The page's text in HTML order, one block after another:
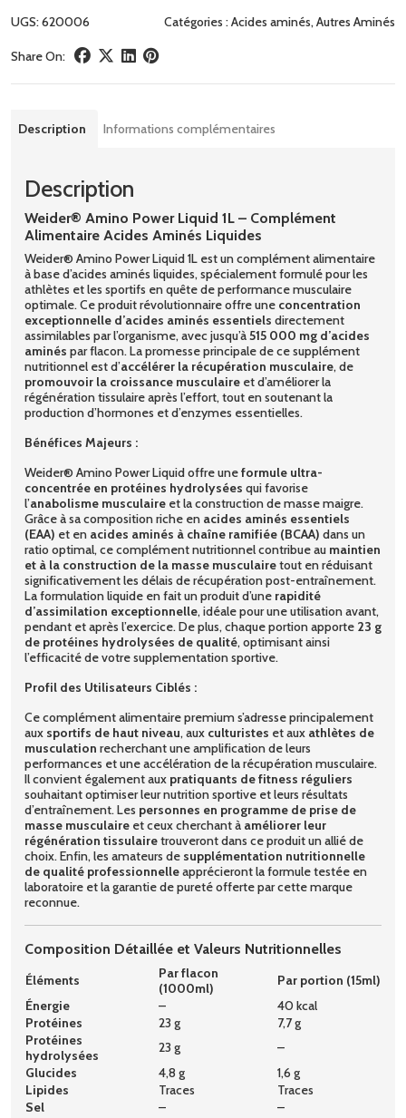
UGS:620006 Catégories :Acides aminés, Autres Aminés
Share On:
Description Informations complémentaires
Description
Weider® Amino Power Liquid 1L – Complément
Alimentaire Acides Aminés Liquides
Weider® Amino Power Liquid 1L est un complément alimentaire
à base d’acides aminés liquides, spécialement formulé pour les
athlètes et les sportifs en quête de performance musculaire
optimale. Ce produit révolutionnaire offre une concentration
exceptionnelle d’acides aminés essentiels directement
assimilables par l’organisme, avec jusqu’à515 000 mg d’acides
aminés par flacon. La promesse principale de ce supplément
nutritionnel est d’accélérer la récupération musculaire, de
promouvoir la croissance musculaire et d’améliorer la
régénération tissulaire après l’effort, tout en soutenant la
production d’hormones et d’enzymes essentielles.
Bénéfices Majeurs :
Weider® Amino Power Liquid offre uneformule ultra-
concentrée en protéines hydrolysées qui favorise
l’anabolisme musculaire et la construction de masse maigre.
Grâce à sa composition riche en acides aminés essentiels
(EAA) et en acides aminés à chaîne ramifiée (BCAA) dans un
ratio optimal, ce complément nutritionnel contribue au maintien
et à la construction de la masse musculairetout en réduisant
significativement les délais de récupération post-entraînement.
La formulation liquide en fait un produit d’une rapidité
d’assimilation exceptionnelle, idéale pour une utilisation avant,
pendant et après l’exercice. De plus, chaque portion apporte 23 g
de protéines hydrolysées de qualité, optimisant ainsi
l’efficacité de votre supplementation sportive.
Profil des Utilisateurs Ciblés :
Ce complément alimentaire premium s’adresse principalement
aux sportifs de haut niveau, aux culturistes et aux athlètes de
musculation recherchant une amplification de leurs
performances et une accélération de la récupération musculaire.
Il convient également aux pratiquants de fitness réguliers
souhaitant optimiser leur nutrition sportive et leurs résultats
d’entraînement. Les personnes en programme de prise de
masse musculaire et ceux cherchant à améliorer leur
régénération tissulairetrouveront dans ce produit un allié de
choix. Enfin, les amateurs de supplémentation nutritionnelle
de qualité professionnelleapprécieront la formule testée en
laboratoire et la garantie de pureté offerte par cette marque
reconnue.
Composition Détaillée et Valeurs Nutritionnelles
Éléments
Par flacon
(1000ml)
Par portion (15ml)
Énergie
–
40 kcal
Protéines
23 g
7,7 g
Protéines
hydrolysées
23 g
–
Glucides
4,8 g
1,6 g
Lipides
Traces
Traces
Sel
–
–